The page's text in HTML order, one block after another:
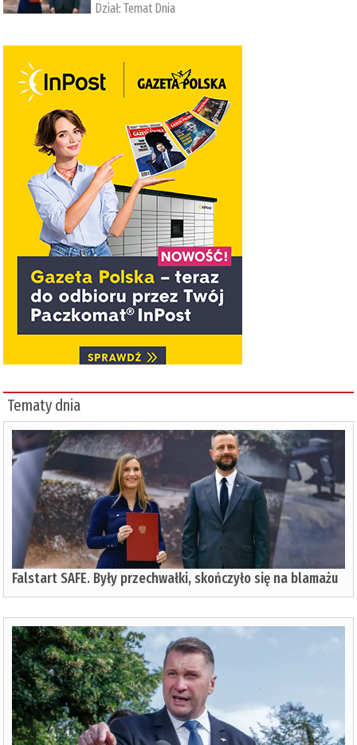
Dział:Temat Dnia
Tematy dnia
Falstart SAFE. Były przechwałki, skończyło się na blamażu